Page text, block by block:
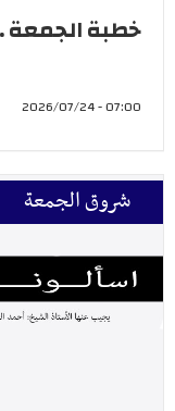
خطبة الجمعة
07:00 - 2026/07/24
شروق الجمعة